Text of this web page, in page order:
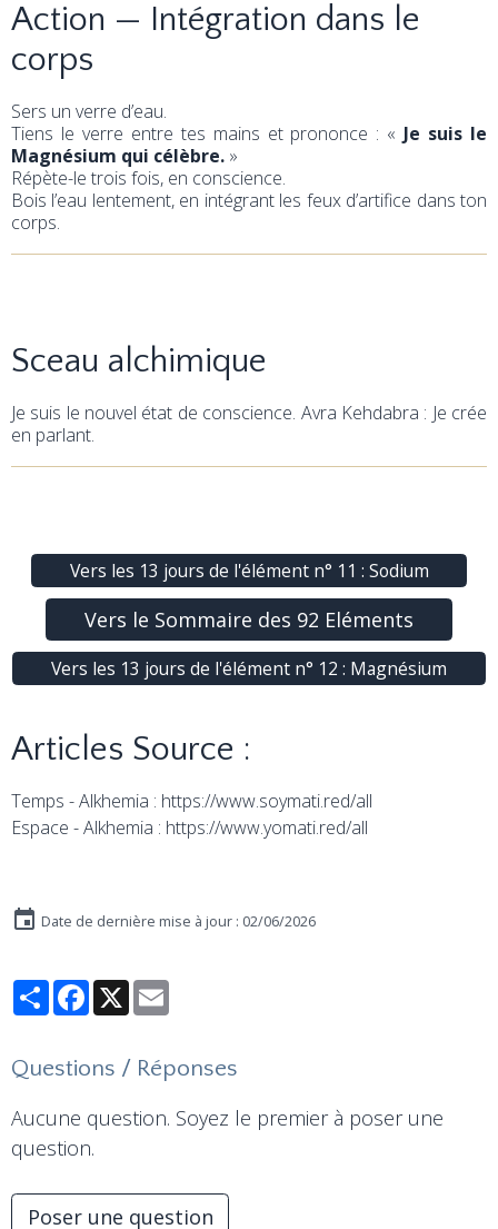
Action — Intégration dans le
corps
Sers un verre d’eau.
Tiens le verre entre tes mains et prononce : « Je suis le
Magnésium qui célèbre. »
Répète-le trois fois, en conscience.
Bois l’eau lentement, en intégrant les feux d’artifice dans ton
corps.
Sceau alchimique
Je suis le nouvel état de conscience. Avra Kehdabra : Je crée
en parlant.
Vers les 13 jours de l'élément n° 11 : Sodium
Vers le Sommaire des 92 Eléments
Vers les 13 jours de l'élément n° 12 : Magnésium
Articles Source :
Temps - Alkhemia : https://www.soymati.red/all
Espace - Alkhemia : https://www.yomati.red/all
Date de dernière mise à jour : 02/06/2026
PartagerFacebook
X
Questions / Réponses
Aucune question. Soyez le premier à poser une
question.
Poser une question